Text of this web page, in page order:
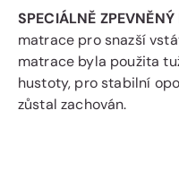
SPECIÁLNĚ ZPEVNĚNÝ
matrace pro snazší
matrace byla použita
hustoty, pro stabilní
zůstal zachován.